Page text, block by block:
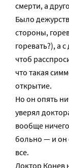
смерти, а
Было
стороны,
горевать?), а
чтоб
что такая
открытие.
Но он опять
уверял
вообще
больно — и он
все.
Доктор Конев